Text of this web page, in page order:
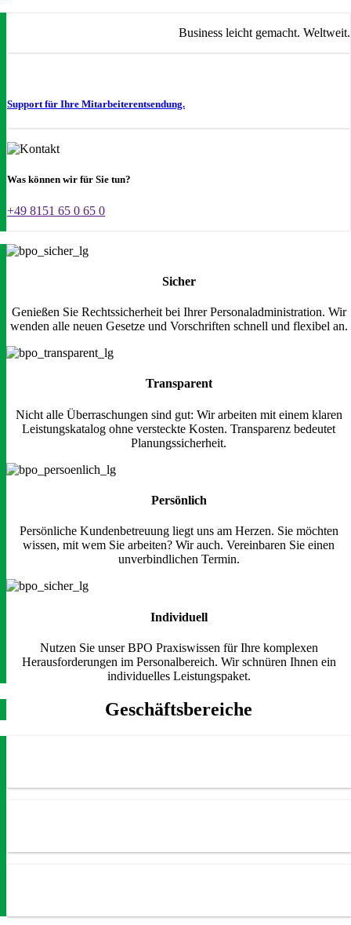
Business leicht gemacht. Weltweit.
Support für Ihre Mitarbeiterentsendung.
Was können wir für Sie tun?
+49 8151 65 0 65 0
Sicher
Genießen Sie Rechtssicherheit bei Ihrer Personaladministration. Wir
wenden alle neuen Gesetze und Vorschriften schnell und flexibel an.
Transparent
Nicht alle Überraschungen sind gut: Wir arbeiten mit einem klaren
Leistungskatalog ohne versteckte Kosten. Transparenz bedeutet
Planungssicherheit.
Persönlich
Persönliche Kundenbetreuung liegt uns am Herzen. Sie möchten
wissen, mit wem Sie arbeiten? Wir auch. Vereinbaren Sie einen
unverbindlichen Termin.
Individuell
Nutzen Sie unser BPO Praxiswissen für Ihre komplexen
Herausforderungen im Personalbereich. Wir schnüren Ihnen ein
individuelles Leistungspaket.
Geschäftsbereiche